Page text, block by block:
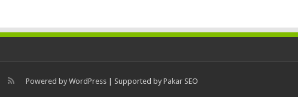
Powered by WordPress | Supported by Pakar SEO